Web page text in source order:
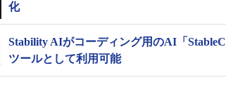
化
Stability AIがコーディング用のAI「
ツールとして利用可能